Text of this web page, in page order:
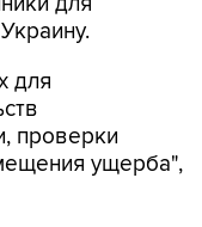
для
проверки
ущерба",